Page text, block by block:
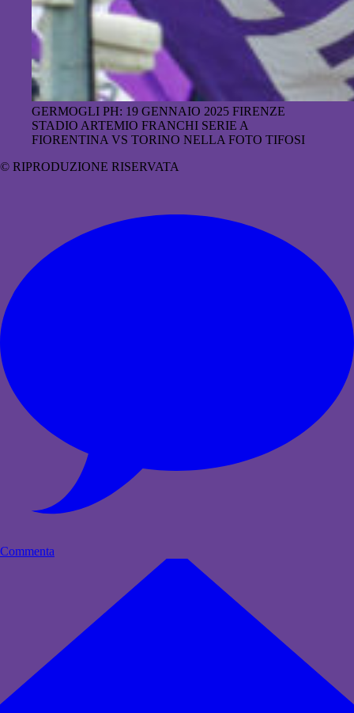
GERMOGLI PH: 19 GENNAIO 2025 FIRENZE
STADIO ARTEMIO FRANCHI SERIE A
FIORENTINA VS TORINO NELLA FOTO TIFOSI
© RIPRODUZIONE RISERVATA
Commenta